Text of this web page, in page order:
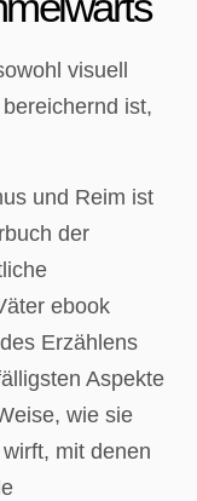
visuell
ist,
und Reim ist
der
ebook
Erzählens
Aspekte
wie sie
mit denen